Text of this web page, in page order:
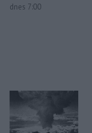
dnes 7:00